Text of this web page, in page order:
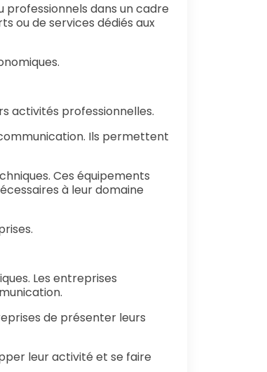
dans un cadre
ou de services dédiés aux
activités professionnelles.
Ils permettent
Ces équipements
à leur domaine
Les entreprises
de présenter leurs
leur activité et se faire